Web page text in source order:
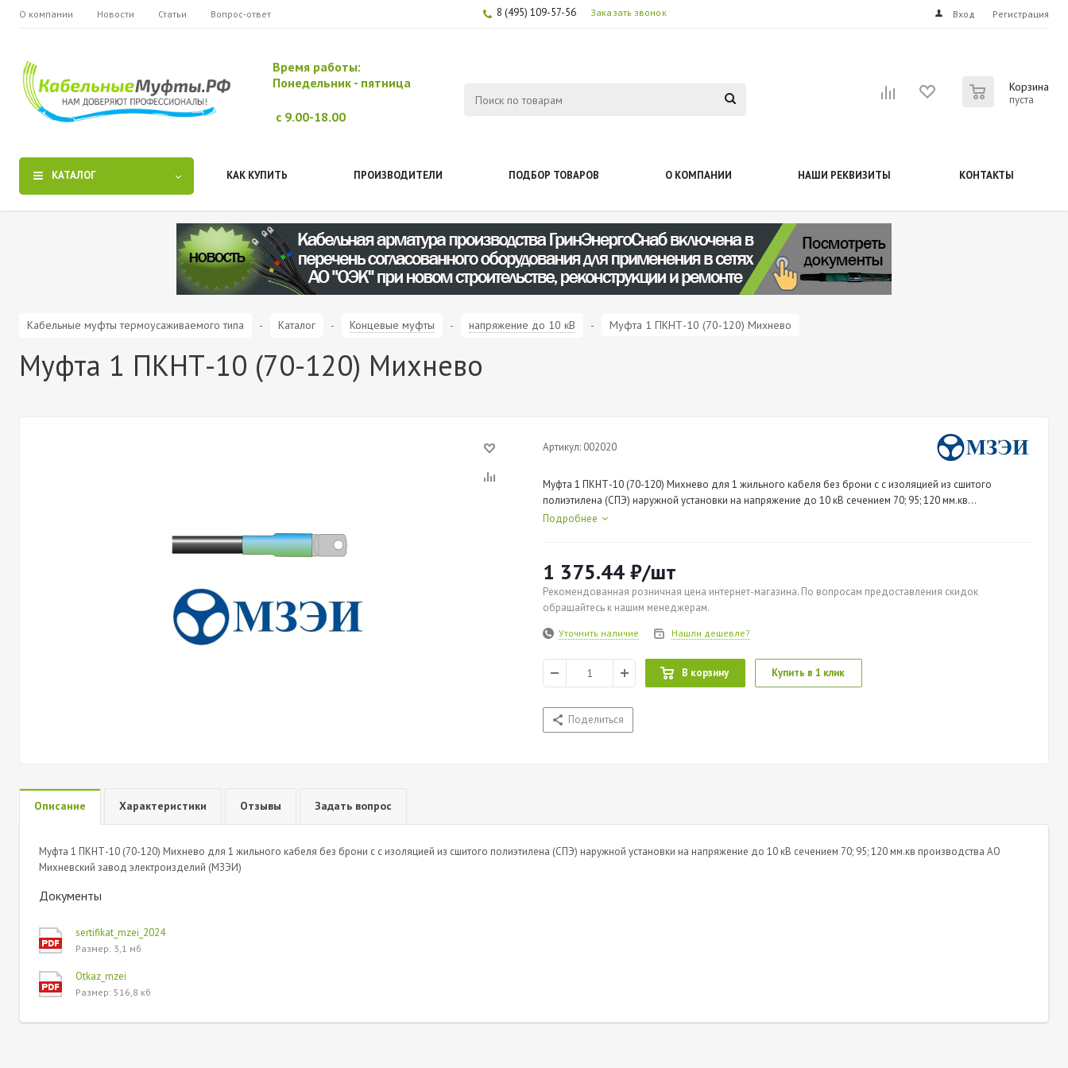
О компании Новости Статьи Вопрос-ответ 8 (495) 109-57-56 Заказать звонок Вход Регистрация
Время работы:
Понедельник - пятница
с 9.00-18.00
Корзина
пуста
КАТАЛОГ КАК КУПИТЬ ПРОИЗВОДИТЕЛИ ПОДБОР ТОВАРОВ О КОМПАНИИ НАШИ РЕКВИЗИТЫ КОНТАКТЫ
Кабельные муфты термоусаживаемого типа - Каталог - Концевые муфты - напряжение до 10 кВ - Муфта 1 ПКНТ-10 (70-120) Михнево
Муфта 1 ПКНТ-10 (70-120) Михнево
Артикул: 002020
Муфта 1 ПКНТ-10 (70-120) Михнево для 1 жильного кабеля без брони с с изоляцией из сшитого
полиэтилена (СПЭ) наружной установки на напряжение до 10 кВ сечением 70; 95; 120 мм.кв
производства АО Михневский завод электроизделий (МЗЭИ)
Подробнее
1 375.44 ₽/шт
Рекомендованная розничная цена интернет-магазина. По вопросам предоставления скидок
обращайтесь к нашим менеджерам.
Уточнить наличие Нашли дешевле?
В корзину Купить в 1 клик
Поделиться
Описание Характеристики Отзывы Задать вопрос
Муфта 1 ПКНТ-10 (70-120) Михнево для 1 жильного кабеля без брони с с изоляцией из сшитого полиэтилена (СПЭ) наружной установки на напряжение до 10 кВ сечением 70; 95; 120 мм.кв производства АО
Михневский завод электроизделий (МЗЭИ)
Документы
sertifikat_mzei_2024
Размер: 3,1 мб
Otkaz_mzei
Размер: 516,8 кб